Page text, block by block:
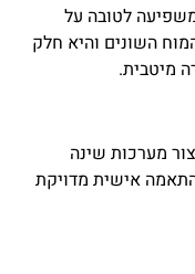
לטובה על
השונים והיא חלק
מיטבית.
מערכות שינה
אישית מדויקת